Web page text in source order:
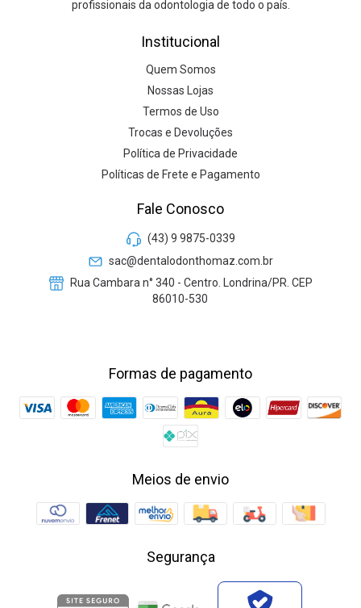
profissionais da odontologia de todo o país.
Institucional
Quem Somos
Nossas Lojas
Termos de Uso
Trocas e Devoluções
Política de Privacidade
Políticas de Frete e Pagamento
Fale Conosco
(43) 9 9875-0339
sac@dentalodonthomaz.com.br
Rua Cambara n° 340 - Centro. Londrina/PR. CEP
86010-530
Formas de pagamento
Meios de envio
Segurança